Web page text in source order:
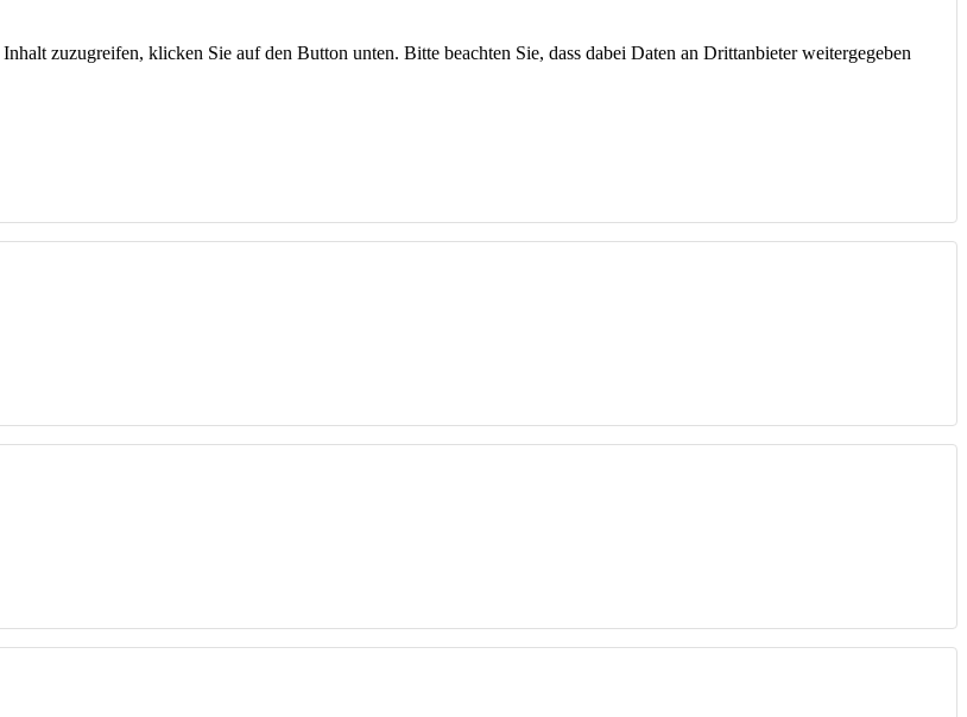
zuzugreifen, klicken Sie auf den Button unten. Bitte beachten Sie, dass dabei Daten an Drittanbieter weitergegeben